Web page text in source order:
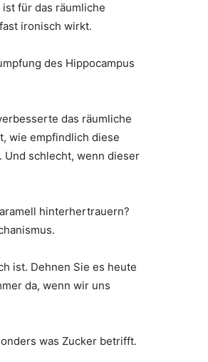
für das räumliche
ironisch wirkt.
des Hippocampus
das räumliche
wie empfindlich diese
Und schlecht, wenn dieser
hinterhertrauern?
ist. Dehnen Sie es heute
da, wenn wir uns
was Zucker betrifft.